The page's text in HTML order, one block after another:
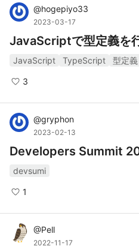
@hogepiyo33
2023-03-17
JavaScriptで型定義を
JavaScript TypeScript 型定義
3
@gryphon
2023-02-13
Developers Summit
devsumi
1
@Pell
2022-11-17